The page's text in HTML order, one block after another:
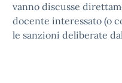
vanno discusse
docente interessato (o
le sanzioni deliberate